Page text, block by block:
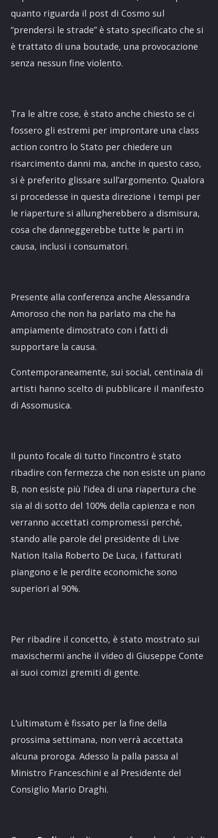
quanto riguarda il post di Cosmo sul
“prendersi le strade” è stato specificato che si
è trattato di una boutade, una provocazione
senza nessun fine violento.
Tra le altre cose, è stato anche chiesto se ci
fossero gli estremi per improntare una class
action contro lo Stato per chiedere un
risarcimento danni ma, anche in questo caso,
si è preferito glissare sull’argomento. Qualora
si procedesse in questa direzione i tempi per
le riaperture si allungherebbero a dismisura,
cosa che danneggerebbe tutte le parti in
causa, inclusi i consumatori.
Presente alla conferenza anche Alessandra
Amoroso che non ha parlato ma che ha
ampiamente dimostrato con i fatti di
supportare la causa.
Contemporaneamente, sui social, centinaia di
artisti hanno scelto di pubblicare il manifesto
di Assomusica.
Il punto focale di tutto l’incontro è stato
ribadire con fermezza che non esiste un piano
B, non esiste più l’idea di una riapertura che
sia al di sotto del 100% della capienza e non
verranno accettati compromessi perché,
stando alle parole del presidente di Live
Nation Italia Roberto De Luca, i fatturati
piangono e le perdite economiche sono
superiori al 90%.
Per ribadire il concetto, è stato mostrato sui
maxischermi anche il video di Giuseppe Conte
ai suoi comizi gremiti di gente.
L’ultimatum è fissato per la fine della
prossima settimana, non verrà accettata
alcuna proroga. Adesso la palla passa al
Ministro Franceschini e al Presidente del
Consiglio Mario Draghi.